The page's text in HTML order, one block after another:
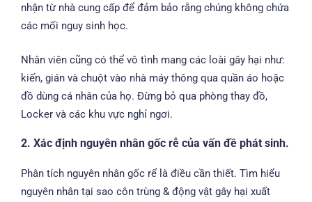
nhận từ nhà cung cấp để đảm bảo rằng chúng không chứa
các mối nguy sinh học.
Nhân viên cũng có thể vô tình mang các loài gây hại như:
kiến, gián và chuột vào nhà máy thông qua quần áo hoặc
đồ dùng cá nhân của họ. Đừng bỏ qua phòng thay đồ,
Locker và các khu vực nghỉ ngơi.
2. Xác định nguyên nhân gốc rễ của vấn đề phát sinh.
Phân tích nguyên nhân gốc rể là điều cần thiết. Tìm hiểu
nguyên nhân tại sao côn trùng & động vật gây hại xuất